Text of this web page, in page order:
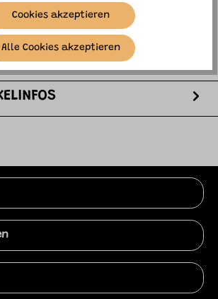
bietet eine spielerische
alltägliche Handlungen zu
ü…mehr
Cookies akzeptieren
Alle Cookies akzeptieren